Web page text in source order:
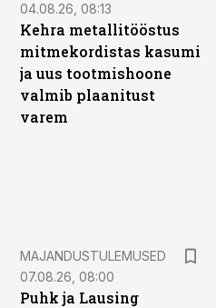
04.08.26, 08:13
Kehra metallitööstus
mitmekordistas kasumi
ja uus tootmishoone
valmib plaanitust
varem
MAJANDUSTULEMUSED
07.08.26, 08:00
Puhk ja Lausing